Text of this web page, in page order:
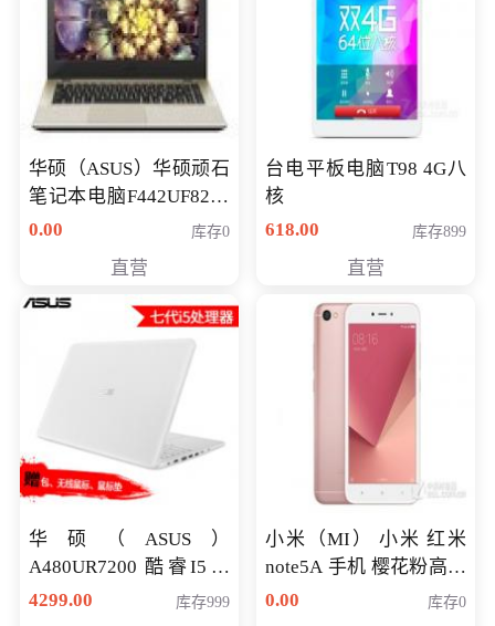
华硕（ASUS）华硕顽石
笔记本电脑F442UF8250
八代独显轻薄办公商务
0.00 库存0
直营
台电平板电脑T98 4G八
核
618.00
库存899
直营
华硕（ASUS）
A480UR7200 酷睿I5超
薄学生办公游戏独显笔
4299.00 库存999
小米（MI） 小米 红米
note5A 手机 樱花粉高配
版 全网通(3G+32G)
0.00 库存0